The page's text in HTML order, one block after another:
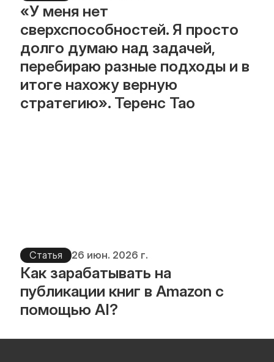
«У меня нет
сверхспособностей. Я просто
долго думаю над задачей,
перебираю разные подходы и в
итоге нахожу верную
стратегию». Теренс Тао
Статья 26 июн. 2026 г.
Как зарабатывать на
публикации книг в Amazon с
помощью AI?